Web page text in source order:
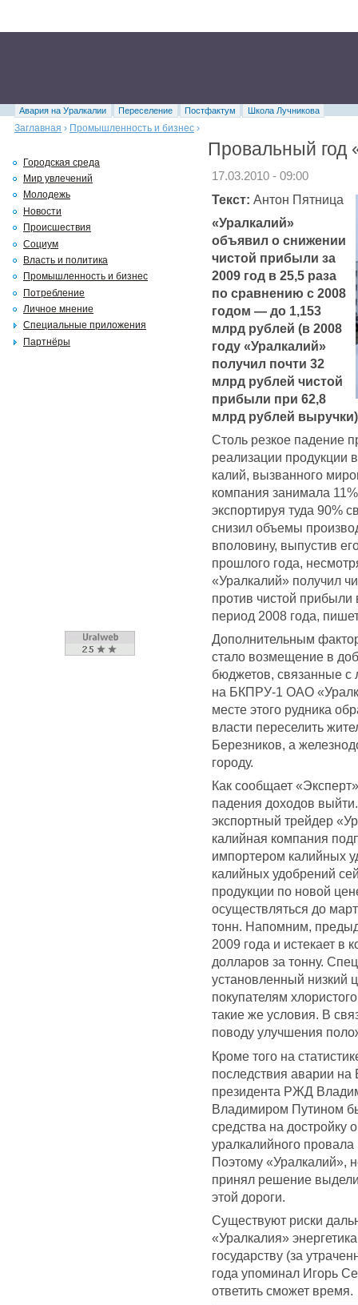
Авария на Уралкалии Переселение Постфактум
Школа Лучникова
Заглавная › Промышленность и бизнес ›
Провальный год
17.03.2010 - 09:00
Текст: Антон Пятница
«Уралкалий»
объявил о снижении
чистой прибыли за
2009 год в 25,5 раза
по сравнению с 2008
годом — до 1,153
млрд рублей (в 2008
году «Уралкалий»
получил почти 32
млрд рублей чистой
прибыли при 62,8
млрд рублей
Столь резкое падение
реализации продукции
калий, вызванного
компания занимала
экспортируя туда 90%
снизил объемы
вполовину, выпустив
прошлого года,
«Уралкалий» получил
против чистой
период 2008 года,
Дополнительным
стало возмещение в
бюджетов, связанные с
на БКПРУ-1 ОАО
месте этого рудника
власти переселить
Березников, а
городу.
Как сообщает
падения доходов
экспортный трейдер
калийная компания
импортером калийных
калийных удобрений
продукции по новой
осуществляться до
тонн. Напомним,
2009 года и истекает в
долларов за тонну.
установленный низкий
покупателям
такие же условия. В
поводу улучшения
Кроме того на
последствия аварии
президента РЖД
Владимиром Путином
средства на достройку
уралкалийного
Поэтому «Уралкалий»,
принял решение
этой дороги.
Существуют риски
«Уралкалия»
государству (за
года упоминал Игорь
ответить сможет время.
Городская среда
Мир увлечений
Молодежь
Новости
Происшествия
Социум
Власть и политика
Промышленность и бизнес
Потребление
Личное мнение
Специальные приложения
Партнёры